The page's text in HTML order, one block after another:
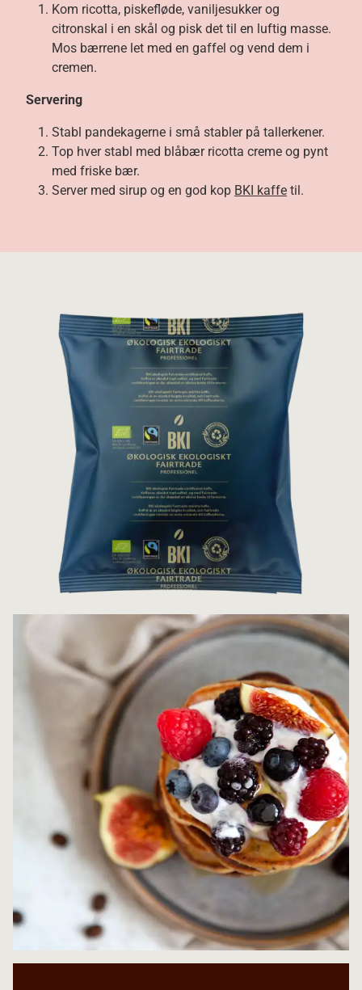
Kom ricotta, piskefløde, vaniljesukker og
citronskal i en skål og pisk det til en luftig masse.
Mos bærrene let med en gaffel og vend dem i
cremen.
Servering
Stabl pandekagerne i små stabler på tallerkener.
Top hver stabl med blåbær ricotta creme og pynt
med friske bær.
Server med sirup og en god kop BKI kaffe til.